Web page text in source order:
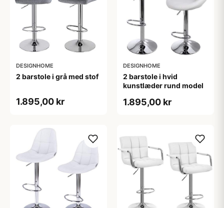
DESIGNHOME
2 barstole i grå med stof
1.895,00 kr
DESIGNHOME
2 barstole i hvid
kunstlæder rund model
1.895,00 kr